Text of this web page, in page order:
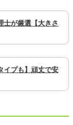
士が厳選【大きさ
イプも】頑丈で安